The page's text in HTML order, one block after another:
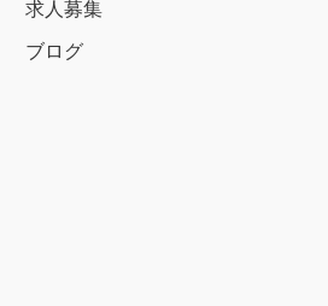
求人募集
ブログ